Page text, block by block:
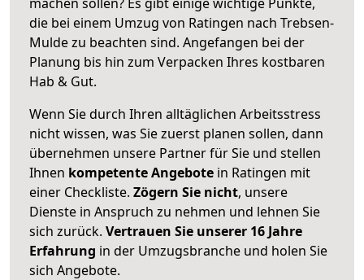
die bei einem Umzug von Ratingen nach Trebsen-
Mulde zu beachten sind. Angefangen bei der
Planung bis hin zum Verpacken Ihres kostbaren
Hab & Gut.
Wenn Sie durch Ihren alltäglichen Arbeitsstress
nicht wissen, was Sie zuerst planen sollen, dann
übernehmen unsere Partner für Sie und stellen
Ihnen kompetente Angebote in Ratingen mit
einer Checkliste. Zögern Sie nicht, unsere
Dienste in Anspruch zu nehmen und lehnen Sie
sich zurück. Vertrauen Sie unserer 16 Jahre
Erfahrung in der Umzugsbranche und holen Sie
sich Angebote.